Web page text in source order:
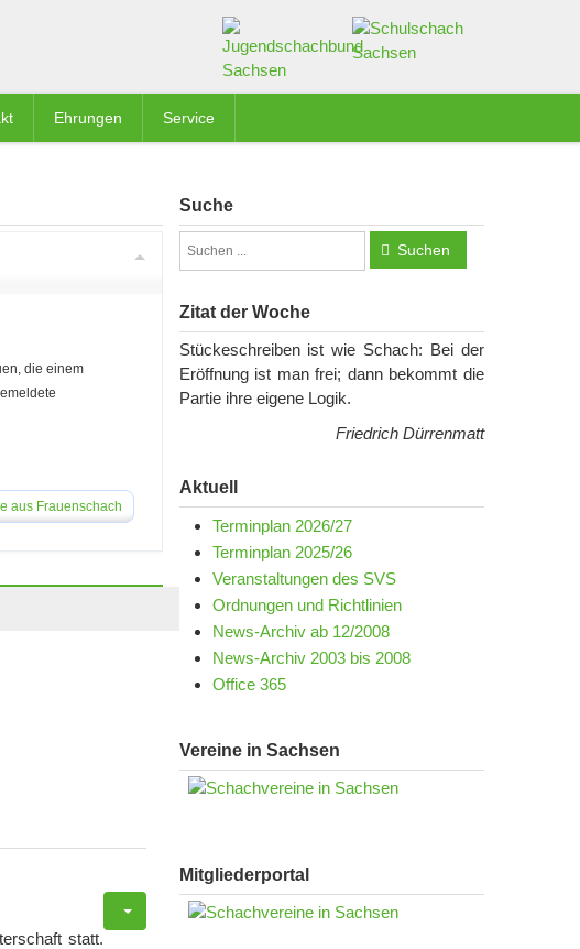
Ehrungen Service
die einem
aus Frauenschach
statt.
Suche
Suchen
Zitat der Woche
Stückeschreiben ist wie Schach: Bei der
Eröffnung ist man frei; dann bekommt die
Partie ihre eigene Logik.
Friedrich Dürrenmatt
Aktuell
Terminplan 2026/27
Terminplan 2025/26
Veranstaltungen des SVS
Ordnungen und Richtlinien
News-Archiv ab 12/2008
News-Archiv 2003 bis 2008
Office 365
Vereine in Sachsen
Mitgliederportal